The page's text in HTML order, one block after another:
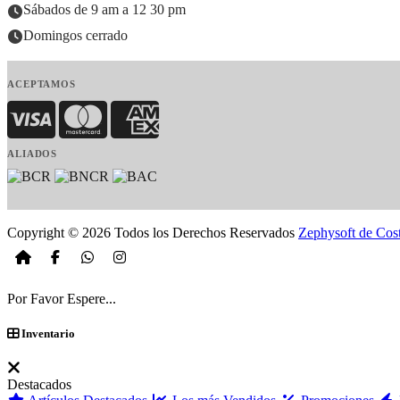
Sábados de 9 am a 12 30 pm
Domingos cerrado
ACEPTAMOS
Visa MasterCardAmerican Express
ALIADOS
Copyright © 2026 Todos los Derechos Reservados Zephysoft de
Por Favor Espere...
Inventario
Destacados